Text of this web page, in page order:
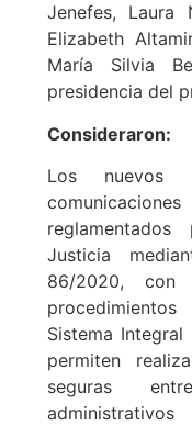
Jenefes, Laura
Elizabeth
María Silvia
presidencia del
Consideraron:
Los nuevos
Justicia
86/2020,
Sistema
permiten
seguras